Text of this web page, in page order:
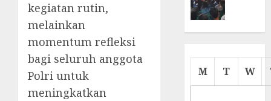
kegiatan rutin,
melainkan
momentum refleksi
bagi seluruh anggota
Polri untuk
meningkatkan
Cermin
M T W